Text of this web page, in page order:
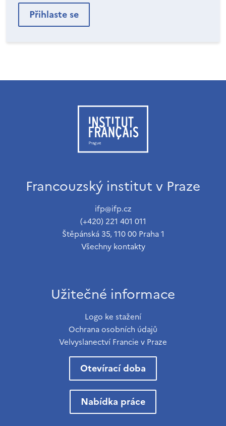
Francouzský institut v Praze
ifp@ifp.cz
(+420) 221 401 011
Štěpánská 35, 110 00 Praha 1
Všechny kontakty
Užitečné informace
Logo ke stažení
Ochrana osobních údajů
Velvyslanectví Francie v Praze
Otevírací doba
Nabídka práce